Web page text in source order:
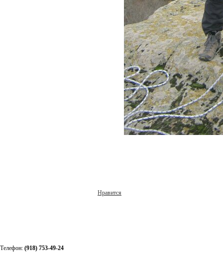
Нравится
Телефон: (918) 753-49-24